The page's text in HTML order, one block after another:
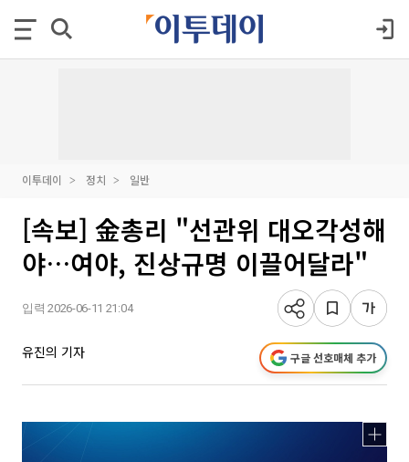
이투데이 정치 일반
[속보] 金총리 "선관위 대오각성해
야…여야, 진상규명 이끌어달라"
입력 2026-06-11 21:04
유진의 기자 구글 선호매체 추가